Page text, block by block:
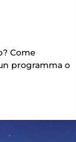
Come
programma o